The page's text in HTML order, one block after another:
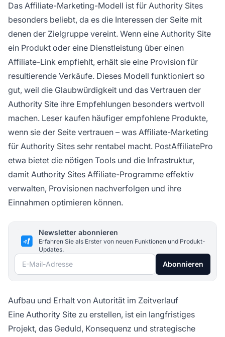
Das Affiliate-Marketing-Modell ist für Authority Sites
besonders beliebt, da es die Interessen der Seite mit
denen der Zielgruppe vereint. Wenn eine Authority Site
ein Produkt oder eine Dienstleistung über einen
Affiliate-Link empfiehlt, erhält sie eine Provision für
resultierende Verkäufe. Dieses Modell funktioniert so
gut, weil die Glaubwürdigkeit und das Vertrauen der
Authority Site ihre Empfehlungen besonders wertvoll
machen. Leser kaufen häufiger empfohlene Produkte,
wenn sie der Seite vertrauen – was Affiliate-Marketing
für Authority Sites sehr rentabel macht. PostAffiliatePro
etwa bietet die nötigen Tools und die Infrastruktur,
damit Authority Sites Affiliate-Programme effektiv
verwalten, Provisionen nachverfolgen und ihre
Einnahmen optimieren können.
Newsletter abonnieren
Erfahren Sie als Erster von neuen Funktionen und Produkt-
Updates.
E-Mail-Adresse Abonnieren
Aufbau und Erhalt von Autorität im Zeitverlauf
Eine Authority Site zu erstellen, ist ein langfristiges
Projekt, das Geduld, Konsequenz und strategische